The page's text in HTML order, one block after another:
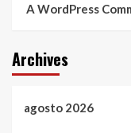
A WordPress
Archives
agosto 2026